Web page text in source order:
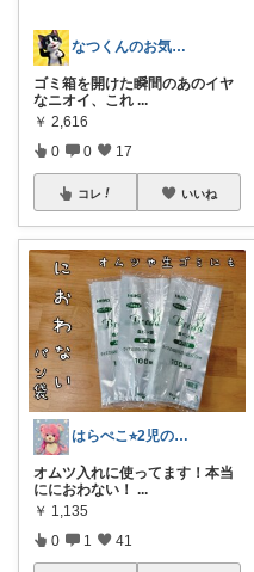
なつくんのお気に♥
ゴミ箱を開けた瞬間のあのイヤ
なニオイ、これ ...
￥ 2,616
0 0 17
コレ いいね
はらぺこ⭐︎2児のママ
オムツ入れに使ってます！本当
ににおわない！ ...
￥ 1,135
0 1 41